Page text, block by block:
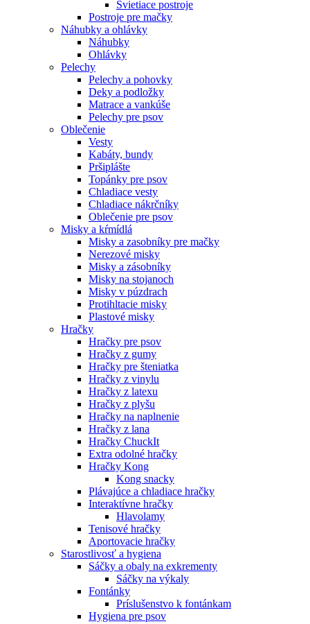
Svietiace postroje
Postroje pre mačky
Náhubky a ohlávky
Náhubky
Ohlávky
Pelechy
Pelechy a pohovky
Deky a podložky
Matrace a vankúše
Pelechy pre psov
Oblečenie
Vesty
Kabáty, bundy
Pršiplášte
Topánky pre psov
Chladiace vesty
Chladiace nákrčníky
Oblečenie pre psov
Misky a kŕmídlá
Misky a zasobníky pre mačky
Nerezové misky
Misky a zásobníky
Misky na stojanoch
Misky v púzdrach
Protihltacie misky
Plastové misky
Hračky
Hračky pre psov
Hračky z gumy
Hračky pre šteniatka
Hračky z vinylu
Hračky z latexu
Hračky z plyšu
Hračky na naplnenie
Hračky z lana
Hračky ChuckIt
Extra odolné hračky
Hračky Kong
Kong snacky
Plávajúce a chladiace hračky
Interaktívne hračky
Hlavolamy
Tenisové hračky
Aportovacie hračky
Starostlivosť a hygiena
Sáčky a obaly na exkrementy
Sáčky na výkaly
Fontánky
Príslušenstvo k fontánkam
Hygiena pre psov